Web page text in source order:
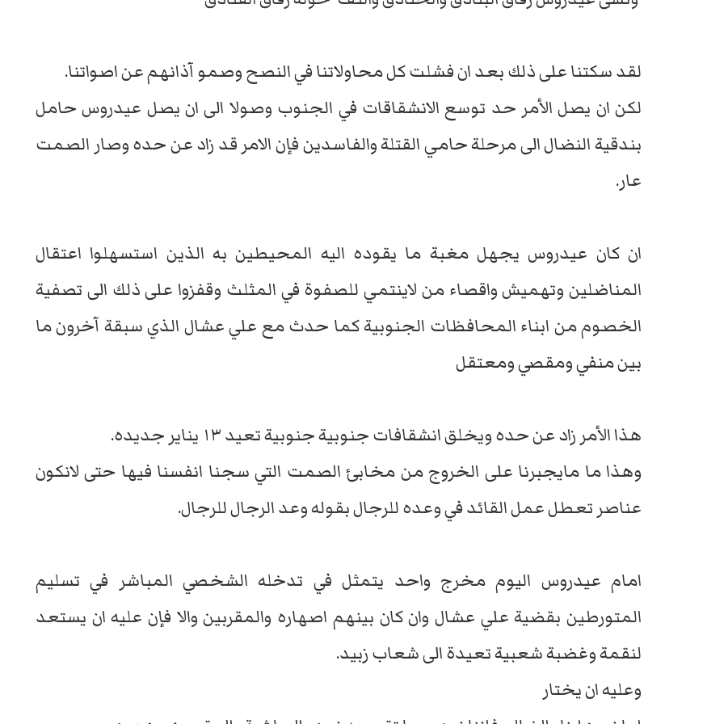
لقد سكتنا على ذلك بعد ان فشلت كل محاولاتنا في النصح وصمو آذانهم عن اصواتنا.
لكن ان يصل الأمر حد توسع الانشقاقات في الجنوب وصولا الى ان يصل عيدروس حامل
بندقية النضال الى مرحلة حامي القتلة والفاسدين فإن الامر قد زاد عن حده وصار الصمت
عار.
ان كان عيدروس يجهل مغبة ما يقوده اليه المحيطين به الذين استسهلوا اعتقال
المناضلين وتهميش واقصاء من لاينتمي للصفوة في المثلث وقفزوا على ذلك الى تصفية
الخصوم من ابناء المحافظات الجنوبية كما حدث مع علي عشال الذي سبقة آخرون ما
بين منفي ومقصي ومعتقل
هذا الأمر زاد عن حده ويخلق انشقافات جنوبية جنوبية تعيد ١٣ يناير جديده.
وهذا ما مايجبرنا على الخروج من مخابئ الصمت التي سجنا انفسنا فيها حتى لانكون
عناصر تعطل عمل القائد في وعده للرجال بقوله وعد الرجال للرجال.
امام عيدروس اليوم مخرج واحد يتمثل في تدخله الشخصي المباشر في تسليم
المتورطين بقضية علي عشال وان كان بينهم اصهاره والمقربين والا فإن عليه ان يستعد
لنقمة وغضبة شعبية تعيدة الى شعاب زبيد.
وعليه ان يختار